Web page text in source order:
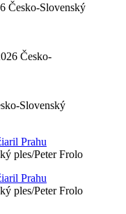
Česko-Slovenský
Česko-
Slovenský
ples/Peter Frolo
ples/Peter Frolo